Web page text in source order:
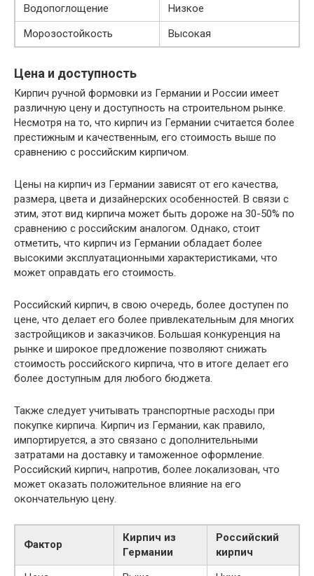
Водопоглощение
Низкое
Морозостойкость
Высокая
Цена и доступность
Кирпич ручной формовки из Германии и России имеет
различную цену и доступность на строительном рынке.
Несмотря на то, что кирпич из Германии считается более
престижным и качественным, его стоимость выше по
сравнению с российским кирпичом.
Цены на кирпич из Германии зависят от его качества,
размера, цвета и дизайнерских особенностей. В связи с
этим, этот вид кирпича может быть дороже на 30-50% по
сравнению с российским аналогом. Однако, стоит
отметить, что кирпич из Германии обладает более
высокими эксплуатационными характеристиками, что
может оправдать его стоимость.
Российский кирпич, в свою очередь, более доступен по
цене, что делает его более привлекательным для многих
застройщиков и заказчиков. Большая конкуренция на
рынке и широкое предложение позволяют снижать
стоимость российского кирпича, что в итоге делает его
более доступным для любого бюджета.
Также следует учитывать транспортные расходы при
покупке кирпича. Кирпич из Германии, как правило,
импортируется, а это связано с дополнительными
затратами на доставку и таможенное оформление.
Российский кирпич, напротив, более локализован, что
может оказать положительное влияние на его
окончательную цену.
Фактор
Кирпич из
Германии
Российский
кирпич